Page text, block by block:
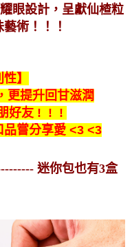
眼設計， 呈獻仙楂粒
藝術 ！！！
】
，更提升回甘滋潤
好友 ! ! !
品嘗分享愛 <3 <3
迷你包也有3盒